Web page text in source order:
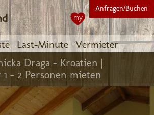
Last-Minute Vermieter
Anfragen/Buchen
my
Draga - Kroatien |
- 2 Personen mieten